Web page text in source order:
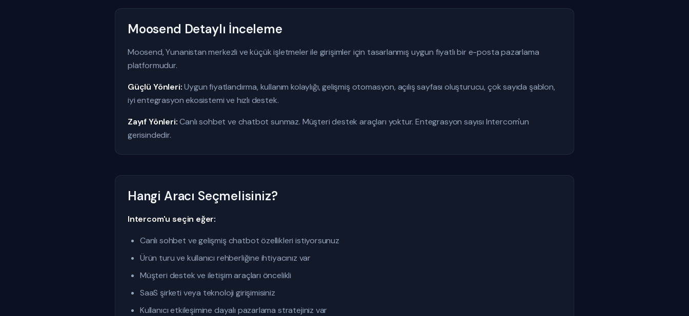
Moosend Detaylı İnceleme
Moosend, Yunanistan merkezli ve küçük işletmeler ile girişimler için tasarlanmış uygun fiyatlı bir e-posta pazarlama
platformudur.
Güçlü Yönleri:Uygun fiyatlandırma, kullanım kolaylığı, gelişmiş otomasyon, açılış sayfası oluşturucu, çok sayıda şablon,
iyi entegrasyon ekosistemi ve hızlı destek.
Zayıf Yönleri:Canlı sohbet ve chatbot sunmaz. Müşteri destek araçları yoktur. Entegrasyon sayısı Intercom'un
gerisindedir.
Hangi Aracı Seçmelisiniz?
Intercom'u seçin eğer:
Canlı sohbet ve gelişmiş chatbot özellikleri istiyorsunuz
Ürün turu ve kullanıcı rehberliğine ihtiyacınız var
Müşteri destek ve iletişim araçları öncelikli
SaaS şirketi veya teknoloji girişimisiniz
Kullanıcı etkileşimine dayalı pazarlama stratejiniz var